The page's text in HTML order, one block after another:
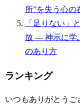
所”を失う心の
「足りない」
放 — 神示に学
のあり方
ランキング
いつもありがとうご